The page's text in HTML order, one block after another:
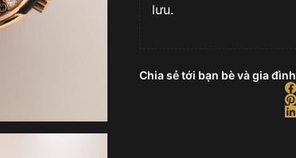
lưu.
Chia sẻ tới bạn bè và gia đình